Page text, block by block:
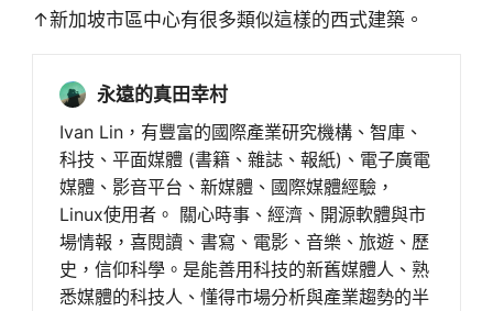
↑新加坡市區中心有很多類似這樣的西式建築。
永遠的真田幸村
Ivan Lin，有豐富的國際產業研究機構、智庫、
科技、平面媒體 (書籍、雜誌、報紙)、電子廣電
媒體、影音平台、新媒體、國際媒體經驗，
Linux使用者。 關心時事、經濟、開源軟體與市
場情報，喜閱讀、書寫、電影、音樂、旅遊、歷
史，信仰科學。是能善用科技的新舊媒體人、熟
悉媒體的科技人、懂得市場分析與產業趨勢的半